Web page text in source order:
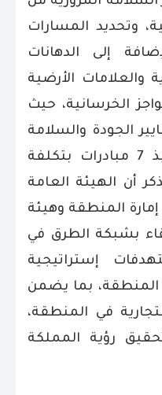
وتحديد المسارات
إلى الدهانات
والعلامات الأرضية
الخرسانية، حيث
الجودة والسلامة
كما تم الانتهاء من تنفيذ 7 مبادرات بتكلفة
أن الهيئة العامة
المنطقة وهيئة
بشبكة الطرق في
إستراتيجية
المنطقة، بما يضمن
في المنطقة،
رؤية المملكة